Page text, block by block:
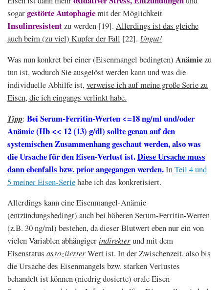
sogargestörte Autophagiemit der Möglichkeit
Insulinresistentzu werden [19]. Allerdings ist das gleiche
auch beim (zu viel) Kupfer der Fall [22]. Ungut!
Was nun konkret bei einer (Eisenmangel bedingten) Anämiezu
tun ist, wodurch Sie ausgelöst werden kann und was die
individuelle Abhilfe ist,verweise ich auf meine große Serie zu
Eisen, die ich eingangs verlinkt habe.
Tipp: Bei Serum-Ferritin-Werten <=18 ng/ml und/oder
Anämie (Hb << 12 (13) g/dl) sollte genau auf den
systemischen Zusammenhang geschaut werden, also was
die Ursache für den Eisen-Verlust ist.Diese Ursache muss
dann ebenfalls bzw. prior angegangen werden.InTeil 4 und
5 meiner Eisen-Seriehabe ich das konkretisiert.
Allerdings kann eine Eisenmangel-Anämie
(entzündungsbedingt) auch bei höheren Serum-Ferritin-Werten
(z.B. 30 ng/ml) bestehen, da dieser Blutwert eben nur ein von
vielen Variablen abhängigerindirekterund mit dem
Eisenstatus assoziierterWert ist. In der Zwischenzeit, also bis
die Ursache des Eisenmangels bzw. starken Verlustes
behandelt ist können (niedrig dosierte) orale Eisen-